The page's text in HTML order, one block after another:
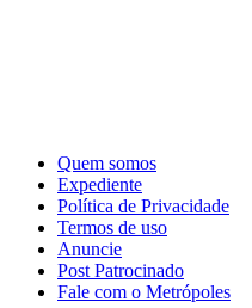
Quem somos
Expediente
Política de Privacidade
Termos de uso
Anuncie
Post Patrocinado
Fale com o Metrópoles